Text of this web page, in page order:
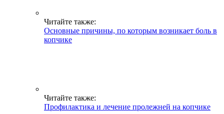
Читайте также:
Основные причины, по которым возникает боль в
копчике
Читайте также:
Профилактика и лечение пролежней на копчике